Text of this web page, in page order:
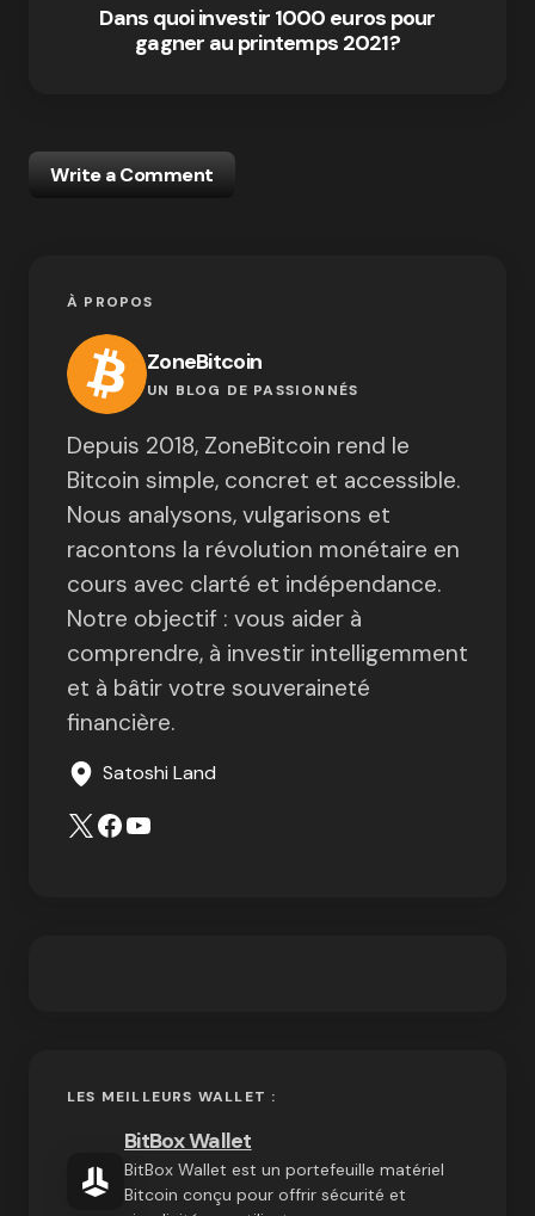
Dans quoi investir 1000 euros pour
gagner au printemps 2021?
Write a Comment
À PROPOS
ZoneBitcoin
UN BLOG DE PASSIONNÉS
Depuis 2018, ZoneBitcoin rend le
Bitcoin simple, concret et accessible.
Nous analysons, vulgarisons et
racontons la révolution monétaire en
cours avec clarté et indépendance.
Notre objectif : vous aider à
comprendre, à investir intelligemment
et à bâtir votre souveraineté
financière.
Satoshi Land
LES MEILLEURS WALLET :
BitBox Wallet
BitBox Wallet est un portefeuille matériel
Bitcoin conçu pour offrir sécurité et